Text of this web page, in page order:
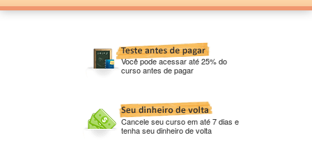
Você pode acessar até 25% do
curso antes de pagar
Cancele seu curso em até 7 dias e
tenha seu dinheiro de volta